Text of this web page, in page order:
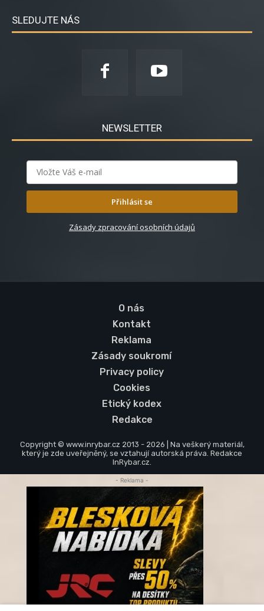
SLEDUJTE NÁS
NEWSLETTER
Přihlásit se
Zásady zpracování osobních údajů
O nás
Kontakt
Reklama
Zásady soukromí
Privacy policy
Cookies
Etický kodex
Redakce
Copyright © www.inrybar.cz 2013 - 2026 | Na veškerý materiál,
který je zde uveřejněný, se vztahují autorská práva. Redakce
InRybar.cz.
- Reklama -